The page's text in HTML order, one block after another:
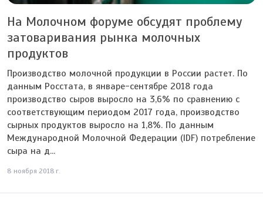
На Молочном форуме обсудят проблему
затоваривания рынка молочных
продуктов
Производство молочной продукции в России растет. По
данным Росстата, в январе-сентябре 2018 года
производство сыров выросло на 3,6% по сравнению с
соответствующим периодом 2017 года, производство
сырных продуктов выросло на 1,8%. По данным
Международной Молочной Федерации (IDF) потребление
сыра на д...
8 ноября 2018 г.